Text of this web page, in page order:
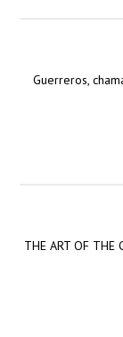
Guerreros,
THE ART OF THE